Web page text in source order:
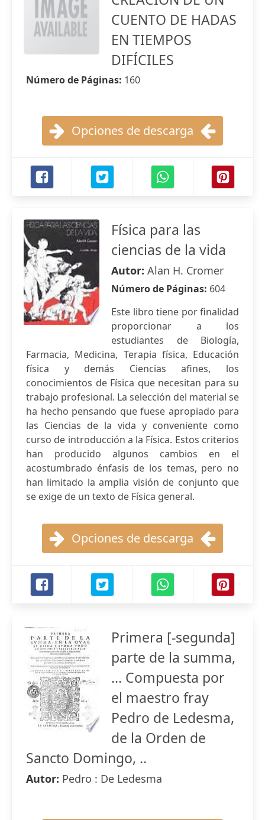
CUENTO DE HADAS
EN TIEMPOS
DIFÍCILES
Número de Páginas: 160
Opciones de descarga
Física para las
ciencias de la vida
Autor: Alan H. Cromer
Número de Páginas: 604
Este libro tiene por finalidad
proporcionar a los
estudiantes de Biología,
Farmacia, Medicina, Terapia física, Educación
física y demás Ciencias afines, los
conocimientos de Física que necesitan para su
trabajo profesional. La selección del material se
ha hecho pensando que fuese apropiado para
las Ciencias de la vida y conveniente como
curso de introducción a la Física. Estos criterios
han producido algunos cambios en el
acostumbrado énfasis de los temas, pero no
han limitado la amplia visión de conjunto que
se exige de un texto de Física general.
Opciones de descarga
Primera [-segunda]
parte de la summa,
... Compuesta por
el maestro fray
Pedro de Ledesma,
de la Orden de
Sancto Domingo, ..
Autor: Pedro : De Ledesma